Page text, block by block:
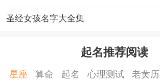
圣经女孩名字大全集
起名推荐阅读
星座 算命 起名 心理测试 老黄历